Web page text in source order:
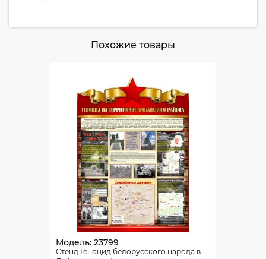
Похожие товары
Модель: 23799
Стенд Геноцид белорусского народа в